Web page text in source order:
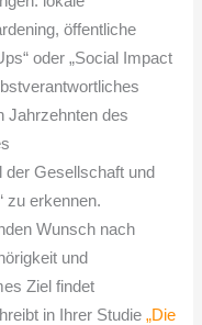
öffentliche
oder „Social Impact
Jahrzehnten des
Gesellschaft und
zu erkennen.
Wunsch nach
und
Ziel findet
in Ihrer Studie„Die